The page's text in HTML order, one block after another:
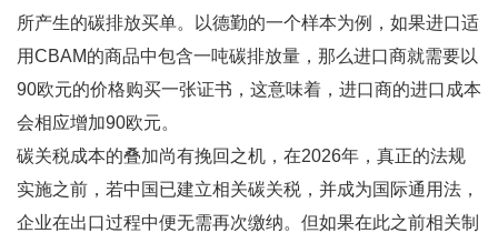
所产生的碳排放买单。以德勤的一个样本为例，如果进口适
用CBAM的商品中包含一吨碳排放量，那么进口商就需要以
90欧元的价格购买一张证书，这意味着，进口商的进口成本
会相应增加90欧元。
碳关税成本的叠加尚有挽回之机，在2026年，真正的法规
实施之前，若中国已建立相关碳关税，并成为国际通用法，
企业在出口过程中便无需再次缴纳。但如果在此之前相关制